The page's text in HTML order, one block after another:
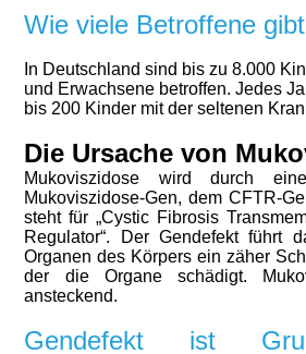
Wie viele Betroffene
In Deutschland sind bis zu 8.000
und Erwachsene betroffen. Jedes
bis 200 Kinder mit der seltenen
Die Ursache von
Mukoviszidose wird durch
Mukoviszidose-Gen, dem CFTR-
steht für „Cystic Fibrosis
Regulator“. Der Gendefekt führt
Organen des Körpers ein zäher
der die Organe schädigt.
ansteckend.
Gendefekt ist